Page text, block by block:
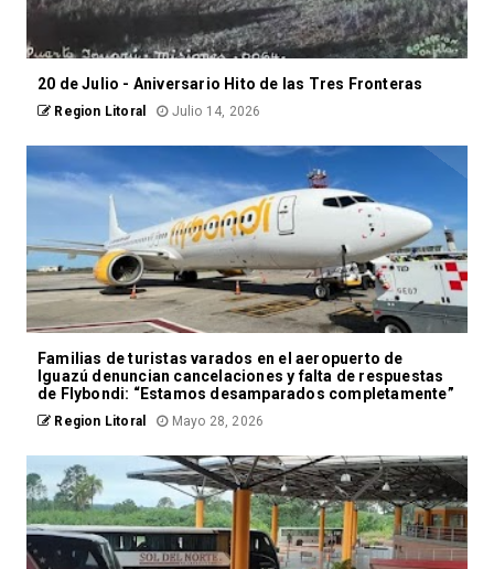
20 de Julio - Aniversario Hito de las Tres Fronteras
Region Litoral Julio 14, 2026
Familias de turistas varados en el aeropuerto de
Iguazú denuncian cancelaciones y falta de respuestas
de Flybondi: “Estamos desamparados completamente”
Region Litoral Mayo 28, 2026